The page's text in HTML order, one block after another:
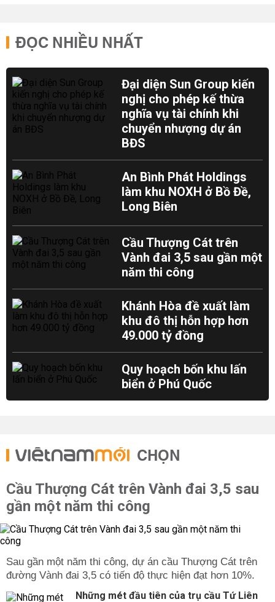
ĐỌC NHIỀU NHẤT
Đại diện Sun Group kiến
nghị cho phép kế thừa
nghĩa vụ tài chính khi
chuyển nhượng dự án
BĐS
An Bình Phát Holdings
làm khu NOXH ở Bồ Đề,
Long Biên
Cầu Thượng Cát trên
Vành đai 3,5 sau gần một
năm thi công
Khánh Hòa đề xuất làm
khu đô thị hỗn hợp hơn
49.000 tỷ đồng
Quy hoạch bốn khu lấn
biển ở Phú Quốc
CHỌN
Cầu Thượng Cát trên Vành đai 3,5 sau
gần một năm thi công
Sau gần một năm thi công, dự án cầu Thượng Cát trên
đường Vành đai 3,5 có tiến độ thực hiện đạt hơn 10%.
Những mét đầu tiên của trụ cầu Tứ Liên